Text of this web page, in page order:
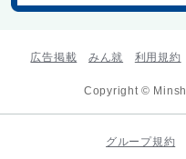
広告掲載 みん就 利用規約
Copyright ©
グループ規約